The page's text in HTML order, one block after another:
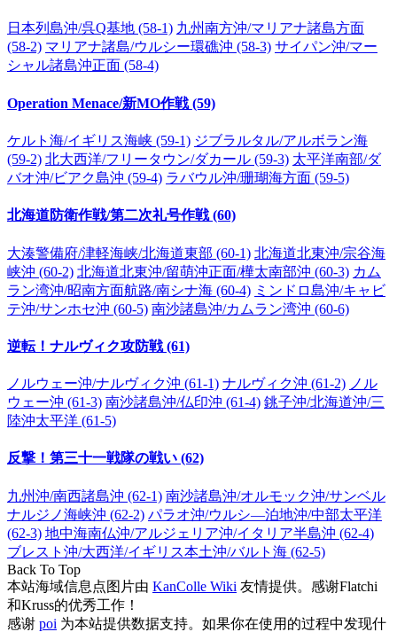
日本列島沖/呉Q基地 (58-1) 九州南方沖/マリアナ諸島方面
(58-2) マリアナ諸島/ウルシー環礁沖 (58-3) サイパン沖/マー
シャル諸島沖正面 (58-4)
Operation Menace/新MO作戦 (59)
ケルト海/イギリス海峡 (59-1) ジブラルタル/アルボラン海
(59-2) 北大西洋/フリータウン/ダカール (59-3) 太平洋南部/ダ
バオ沖/ビアク島沖 (59-4) ラバウル沖/珊瑚海方面 (59-5)
北海道防衛作戦/第二次礼号作戦 (60)
大湊警備府/津軽海峡/北海道東部 (60-1) 北海道北東沖/宗谷海
峡沖 (60-2) 北海道北東沖/留萌沖正面/樺太南部沖 (60-3) カム
ラン湾沖/昭南方面航路/南シナ海 (60-4) ミンドロ島沖/キャビ
テ沖/サンホセ沖 (60-5) 南沙諸島沖/カムラン湾沖 (60-6)
逆転！ナルヴィク攻防戦 (61)
ノルウェー沖/ナルヴィク沖 (61-1) ナルヴィク沖 (61-2) ノル
ウェー沖 (61-3) 南沙諸島沖/仏印沖 (61-4) 銚子沖/北海道沖/三
陸沖太平洋 (61-5)
反撃！第三十一戦隊の戦い (62)
九州沖/南西諸島沖 (62-1) 南沙諸島沖/オルモック沖/サンベル
ナルジノ海峡沖 (62-2) パラオ沖/ウルシ―泊地沖/中部太平洋
(62-3) 地中海南仏沖/アルジェリア沖/イタリア半島沖 (62-4)
ブレスト沖/大西洋/イギリス本土沖/バルト海 (62-5)
Back To Top
本站海域信息点图片由 KanColle Wiki 友情提供。感谢Flatchi
和Kruss的优秀工作！
感谢 poi 为本站提供数据支持。如果你在使用的过程中发现什